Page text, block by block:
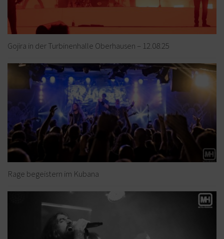
Gojira in der Turbinenhalle Oberhausen – 12.08.25
Rage begeistern im Kubana